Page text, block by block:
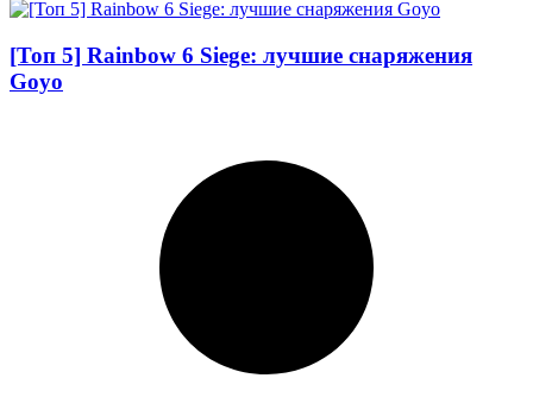
[Топ 5] Rainbow 6 Siege: лучшие снаряжения
Goyo